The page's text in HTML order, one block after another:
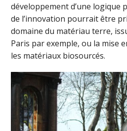
développement d’une logique
de l’innovation pourrait être
domaine du matériau terre,
Paris par exemple, ou la mise
les matériaux biosourcés.